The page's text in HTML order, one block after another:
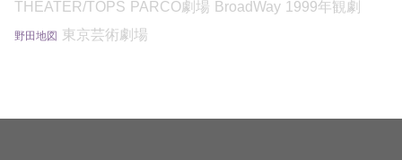
THEATER/TOPS PARCO劇場 BroadWay 1999年観劇
野田地図 東京芸術劇場